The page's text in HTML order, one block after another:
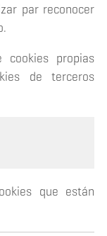
par reconocer
cookies propias
de terceros
que están